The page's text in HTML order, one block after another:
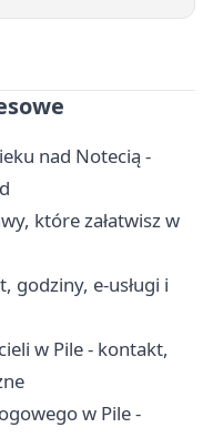
nad Notecią -
które załatwisz w
godziny, e-usługi i
w Pile - kontakt,
w Pile -